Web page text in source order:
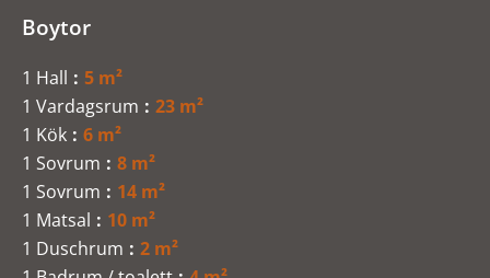
Boytor
1 Hall
5 m²
1 Vardagsrum
23 m²
1 Kök
6 m²
1 Sovrum
8 m²
1 Sovrum
14 m²
1 Matsal
10 m²
1 Duschrum
2 m²